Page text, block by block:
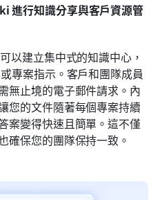
進行知識分享與客戶資源管
可以建立集中式的知識中心，
專案指示。客戶和團隊成員
無止境的電子郵件請求。內
您的文件隨著每個專案持續
案變得快速且簡單。這不僅
確保您的團隊保持一致。